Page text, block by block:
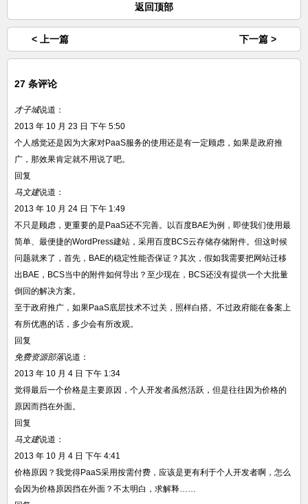
返回顶部
< 上一篇 下一篇 >
27 条评论
才子城说道：
2013 年 10 月 23 日 下午 5:50
个人感觉还是因为大家对PaaS服务的使用还是有一定顾虑，如果是政府推
广，那效果肯定就不用说了吧。
回复
马文建说道：
2013 年 10 月 24 日 下午 1:49
不只是顾虑，更重要的是PaaS还不完善。以百度BAE为例，即使我们使用最
简单、最便捷的WordPress建站，采用百度BCS云存储存储附件。但这时候
问题就来了，首先，BAE的稳定性能否保证？其次，假如我需要把网站迁移
出BAE，BCS当中的附件如何导出？至少现在，BCS还没有提供一个大批量
倒回的解决方案。
至于政府推广，如果PaaS底层技术不过关，照样白搭。不过政府能在备案上
有所优惠的话，多少会有所改观。
回复
免费资源部落说道：
2013 年 10 月 4 日 下午 1:34
觉得最后一个价格是主要原因，个人开发者虽然活跃，但是往往因为价格的
原因而挡在外面。
回复
马文建说道：
2013 年 10 月 4 日 下午 4:41
价格原因？我觉得PaaS采用按需付费，应该是更有利于个人开发者啊，怎么
会因为价格原因挡在外面？不太明白，求解释……